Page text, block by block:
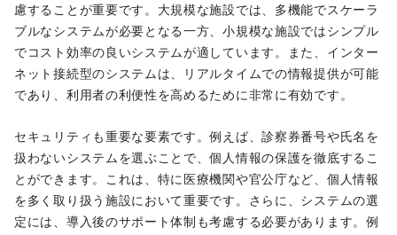
慮することが重要です。大規模な施設では、多機能でスケーラ
ブルなシステムが必要となる一方、小規模な施設ではシンプル
でコスト効率の良いシステムが適しています。また、インター
ネット接続型のシステムは、リアルタイムでの情報提供が可能
であり、利用者の利便性を高めるために非常に有効です。
セキュリティも重要な要素です。例えば、診察券番号や氏名を
扱わないシステムを選ぶことで、個人情報の保護を徹底するこ
とができます。これは、特に医療機関や官公庁など、個人情報
を多く取り扱う施設において重要です。さらに、システムの選
定には、導入後のサポート体制も考慮する必要があります。例